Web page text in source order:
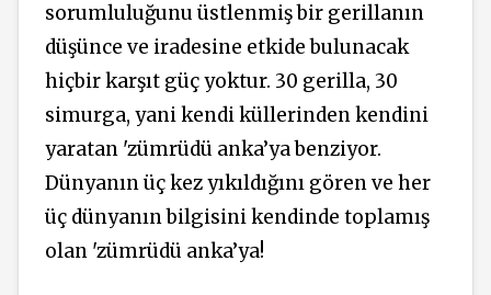
sorumluluğunu üstlenmiş bir gerillanın
düşünce ve iradesine etkide bulunacak
hiçbir karşıt güç yoktur. 30 gerilla, 30
simurga, yani kendi küllerinden kendini
yaratan 'zümrüdü anka’ya benziyor.
Dünyanın üç kez yıkıldığını gören ve her
üç dünyanın bilgisini kendinde toplamış
olan 'zümrüdü anka’ya!